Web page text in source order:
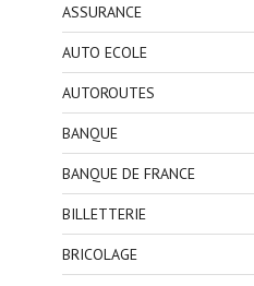
ASSURANCE
AUTO ECOLE
AUTOROUTES
BANQUE
BANQUE DE FRANCE
BILLETTERIE
BRICOLAGE